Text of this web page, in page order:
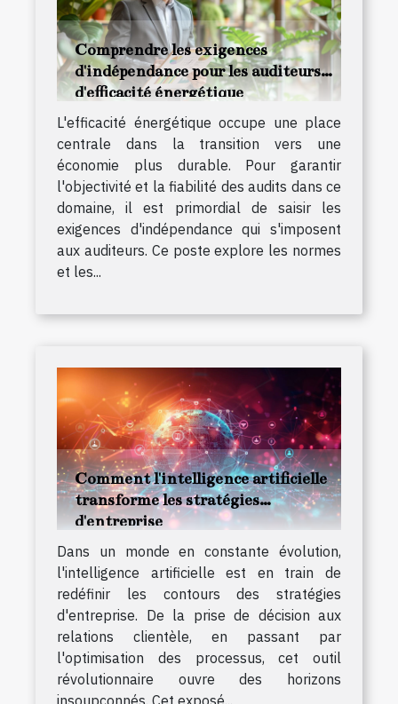
Comprendre les exigences
d'indépendance pour les auditeurs
d'efficacité énergétique
L'efficacité énergétique occupe une place
centrale dans la transition vers une
économie plus durable. Pour garantir
l'objectivité et la fiabilité des audits dans ce
domaine, il est primordial de saisir les
exigences d'indépendance qui s'imposent
aux auditeurs. Ce poste explore les normes
et les...
Comment l'intelligence artificielle
transforme les stratégies
d'entreprise
Dans un monde en constante évolution,
l'intelligence artificielle est en train de
redéfinir les contours des stratégies
d'entreprise. De la prise de décision aux
relations clientèle, en passant par
l'optimisation des processus, cet outil
révolutionnaire ouvre des horizons
insoupçonnés. Cet exposé...